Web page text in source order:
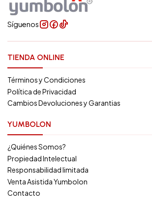
Síguenos
TIENDA ONLINE
Términos y Condiciones
Política de Privacidad
Cambios Devoluciones y Garantias
YUMBOLON
¿Quiénes Somos?
Propiedad Intelectual
Responsabilidad limitada
Venta Asistida Yumbolon
Contacto